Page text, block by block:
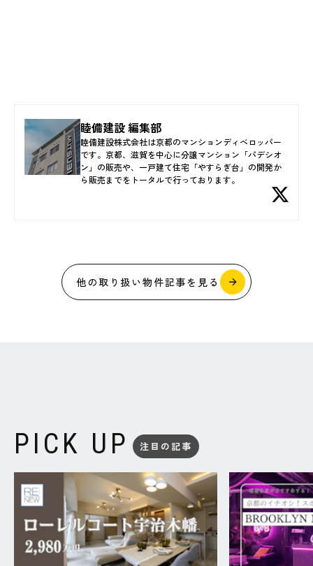
睦備建設 編集部
睦備建設株式会社は京都のマンションディベロッパー
です。京都、滋賀を中心に分譲マンション「パデシオ
ン」の販売や、一戸建て住宅「やすらぎ台」の開発か
ら販売までをトータルで行っております。
他の取り扱い物件記事を見る
PICK UP 注目の記事